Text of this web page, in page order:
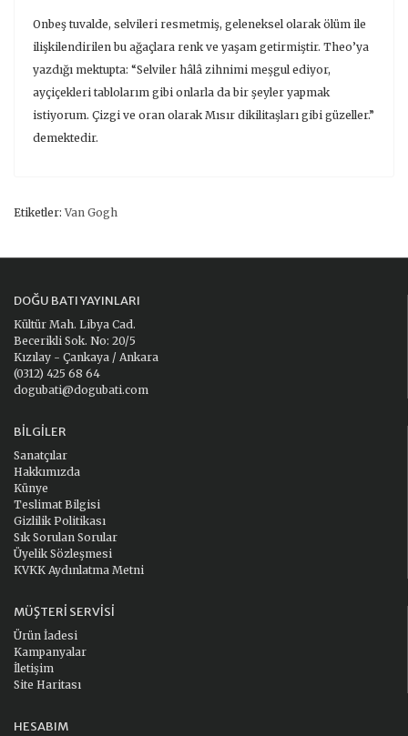
Onbeş tuvalde, selvileri resmetmiş, geleneksel olarak ölüm ile
ilişkilendirilen bu ağaçlara renk ve yaşam getirmiştir. Theo’ya
yazdığı mektupta: “Selviler hâlâ zihnimi meşgul ediyor,
ayçiçekleri tablolarım gibi onlarla da bir şeyler yapmak
istiyorum. Çizgi ve oran olarak Mısır dikilitaşları gibi güzeller.”
demektedir.
Etiketler:Van Gogh
DOĞU BATI YAYINLARI
Kültür Mah. Libya Cad.
Becerikli Sok. No: 20/5
Kızılay - Çankaya / Ankara
(0312) 425 68 64
dogubati@dogubati.com
BILGILER
Sanatçılar
Hakkımızda
Künye
Teslimat Bilgisi
Gizlilik Politikası
Sık Sorulan Sorular
Üyelik Sözleşmesi
KVKK Aydınlatma Metni
MÜŞTERI SERVISI
Ürün İadesi
Kampanyalar
İletişim
Site Haritası
HESABIM